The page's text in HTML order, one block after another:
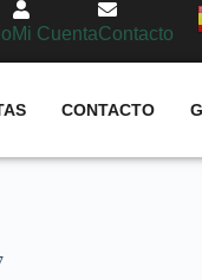
Mi CuentaContacto
CONTACTO